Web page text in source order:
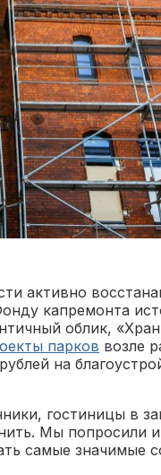
активно
капремонта
облик,
парков возле
на
гостиницы в
Мы попросили
самые значимые